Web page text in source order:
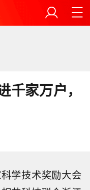
家万户，
学技术奖励大会